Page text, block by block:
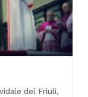
del Friuli,